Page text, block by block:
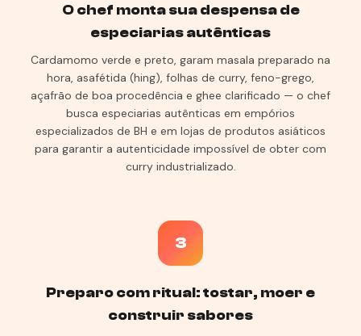
O chef monta sua despensa de
especiarias autênticas
Cardamomo verde e preto, garam masala preparado na
hora, asafétida (hing), folhas de curry, feno-grego,
açafrão de boa procedência e ghee clarificado — o chef
busca especiarias autênticas em empórios
especializados de BH e em lojas de produtos asiáticos
para garantir a autenticidade impossível de obter com
curry industrializado.
3
Preparo com ritual: tostar, moer e
construir sabores